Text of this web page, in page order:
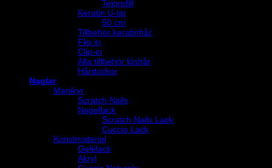
Tejprefill
Keratin U-tip
50 cm
Tillbehör keratinhår
Flip in
Clip-in
Alla tillbehör löshår
Hårdockor
Naglar
Manikyr
Scratch Nails
Nagellack
Scratch Nails Lack
Cuccio Lack
Konstmaterial
Gelélack
Akryl